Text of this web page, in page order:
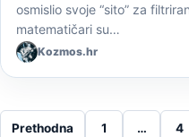
osmislio svoje “sito” za
matematičari su…
Kozmos.hr
Posts pagination
Prethodna 1 … 4